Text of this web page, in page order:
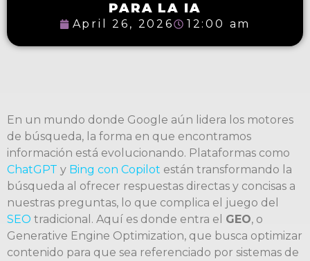
PARA LA IA
April 26, 2026 12:00 am
En un mundo donde Google aún lidera los motores
de búsqueda, la forma en que encontramos
información está evolucionando. Plataformas como
ChatGPT y Bing con Copilot están transformando la
búsqueda al ofrecer respuestas directas y concisas a
nuestras preguntas, lo que complica el juego del
SEO tradicional. Aquí es donde entra el GEO, o
Generative Engine Optimization, que busca optimizar
contenido para que sea referenciado por sistemas de